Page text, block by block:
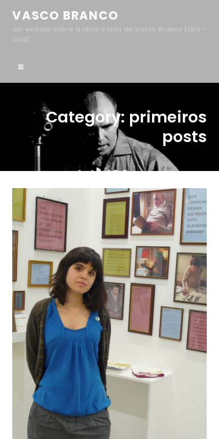
VASCO BRANCO
um website sobre a obra e vida de Vasco Branco (1919 –
2014)
Category: primeiros
posts